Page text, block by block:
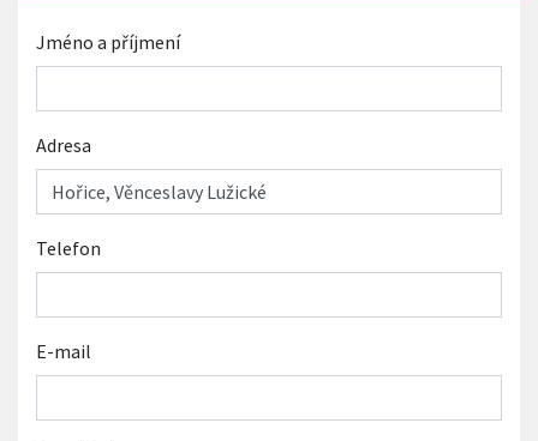
Jméno a příjmení
Adresa
Telefon
E-mail